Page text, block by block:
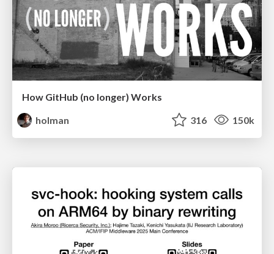
How GitHub (no longer) Works
holman
316 150k